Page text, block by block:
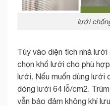
lưới
Tùy vào diện tích nhà
chọn khổ lưới cho phù
lưới. Nếu muốn dùng lưới
dòng lưới 64 lỗ/cm2.
vẫn bảo đảm không khí